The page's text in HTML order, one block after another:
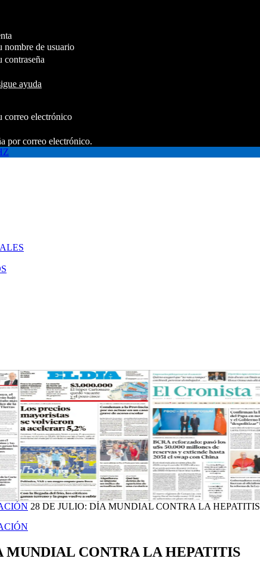
nombre de usuario
contraseña
ayuda
correo electrónico
por correo electrónico.
28 DE JULIO: DÍA MUNDIAL CONTRA LA HEPATITIS
MUNDIAL CONTRA LA HEPATITIS